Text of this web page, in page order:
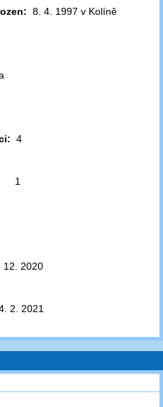
8. 4. 1997 v Kolíně
4
1
2020
2. 2021